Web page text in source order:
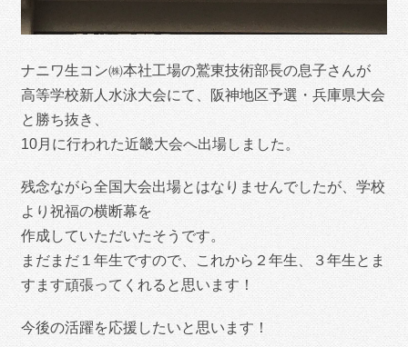
ナニワ生コン㈱本社工場の鷲東技術部長の息子さんが
高等学校新人水泳大会にて、阪神地区予選・兵庫県大会
と勝ち抜き、
10月に行われた近畿大会へ出場しました。
残念ながら全国大会出場とはなりませんでしたが、学校
より祝福の横断幕を
作成していただいたそうです。
まだまだ１年生ですので、これから２年生、３年生とま
すます頑張ってくれると思います！
今後の活躍を応援したいと思います！